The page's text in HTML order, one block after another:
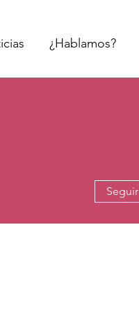
¿Hablamos?
Seguir